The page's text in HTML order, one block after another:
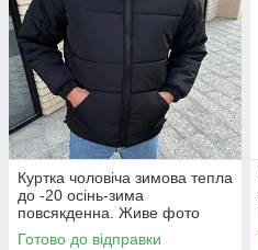
Куртка чоловіча зимова тепла
до -20 осінь-зима
повсякденна. Живе фото
Готово до відправки